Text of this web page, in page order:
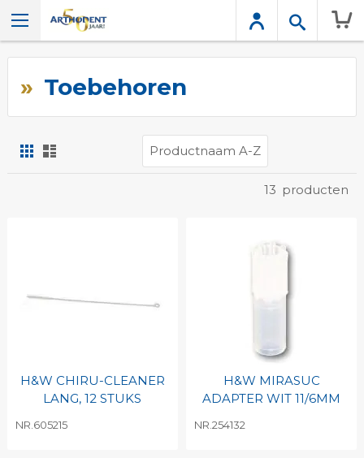
Toebehoren
Foto-
tabel
13 producten
H&W CHIRU-CLEANER
LANG, 12 STUKS
NR.605215
H&W MIRASUC
ADAPTER WIT 11/6MM
NR.254132